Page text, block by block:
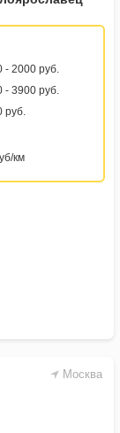
- 2000 руб.
- 3900 руб.
руб.
км
Москва